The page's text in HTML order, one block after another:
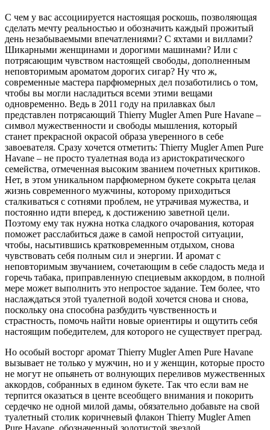
С чем у вас ассоциируется настоящая роскошь, позволяющая
сделать мечту реальностью и обозначить каждый прожитый
день незабываемыми впечатлениями? С яхтами и виллами?
Шикарными женщинами и дорогими машинами? Или с
потрясающим чувством настоящей свободы, дополненным
неповторимым ароматом дорогих сигар? Ну что ж,
современные мастера парфюмерных дел позаботились о том,
чтобы вы могли насладиться всеми этими вещами
одновременно. Ведь в 2011 году на прилавках был
представлен потрясающий Thierry Mugler Amen Pure Havane –
символ мужественности и свободы мышления, который
станет прекрасной окрасой образа уверенного в себе
завоевателя. Сразу хочется отметить: Thierry Mugler Amen Pure
Havane – не просто туалетная вода из аристократического
семейства, отмеченная высоким званием почетных критиков.
Нет, в этом уникальном парфюмерном букете сокрыта целая
жизнь современного мужчины, которому приходиться
сталкиваться с сотнями проблем, не утрачивая мужества, и
постоянно идти вперед, к достижению заветной цели.
Поэтому ему так нужна нотка сладкого очарования, которая
поможет расслабиться даже в самой непростой ситуации,
чтобы, насытившись кратковременным отдыхом, снова
чувствовать себя полным сил и энергии. И аромат с
неповторимым звучанием, сочетающим в себе сладость меда и
горечь табака, приправленную специевым аккордом, в полной
мере может выполнить это непростое задание. Тем более, что
наслаждаться этой туалетной водой хочется снова и снова,
поскольку она способна разбудить чувственность и
страстность, помочь найти новые ориентиры и ощутить себя
настоящим победителем, для которого не существует преград.
Но особый восторг аромат Thierry Mugler Amen Pure Havane
вызывает не только у мужчин, но и у женщин, которые просто
не могут не опьянеть от волнующих переливов мужественных
аккордов, собранных в едином букете. Так что если вам не
терпится оказаться в центе всеобщего внимания и покорить
сердечко не одной милой дамы, обязательно добавьте на свой
туалетный столик коричневый флакон Thierry Mugler Amen
Pure Havane, обозначенный золотистой звездой.